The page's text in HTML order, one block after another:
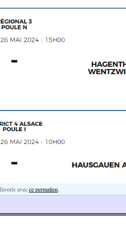
avecce permalien.